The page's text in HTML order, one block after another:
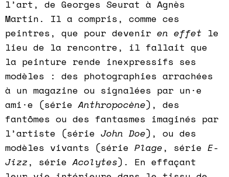
l’art, de Georges Seurat à Agnès
Martin. Il a compris, comme ces
peintres, que pour devenir en effet le
lieu de la rencontre, il fallait que
la peinture rende inexpressifs ses
modèles : des photographies arrachées
à un magazine ou signalées par un·e
ami·e (sérieAnthropocène), des
fantômes ou des fantasmes imaginés par
l’artiste (série John Doe), ou des
modèles vivants (série Plage, série E-
Jizz, sérieAcolytes). En effaçant